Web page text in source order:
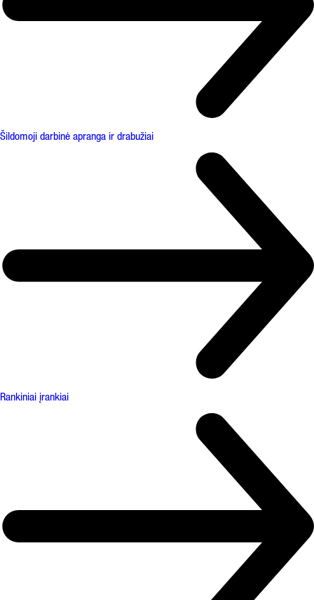
Šildomoji darbinė apranga ir drabužiai
Rankiniai įrankiai